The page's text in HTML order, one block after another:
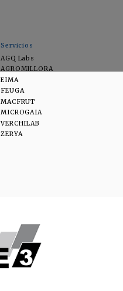
Servicios
AGQ Labs
AGROMILLORA
EIMA
FEUGA
MACFRUT
MICROGAIA
VERCHILAB
ZERYA